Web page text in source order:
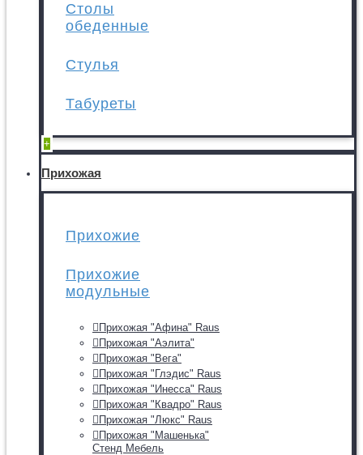
Столы
обеденные
Стулья
Табуреты
+
Прихожая
Прихожие
Прихожие
модульные
Прихожая "Афина" Raus
Прихожая "Аэлита"
Прихожая "Вега"
Прихожая "Глэдис" Raus
Прихожая "Инесса" Raus
Прихожая "Квадро" Raus
Прихожая "Люкс" Raus
Прихожая "Машенька"
Стенд Мебель